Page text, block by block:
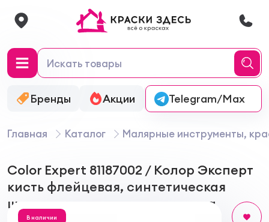
Бренды Акции Онлайн-колеровка
Telegram/Max
Главная Каталог Малярные инструменты,
Color Expert 81187002 / Колор Эксперт
кисть флейцевая, синтетическая
щетина, ручка твердого дерева
В наличии